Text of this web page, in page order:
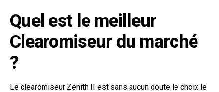
Quel est le meilleur
Clearomiseur du marché
?
Le clearomiseur Zenith II est sans aucun doute le choix le